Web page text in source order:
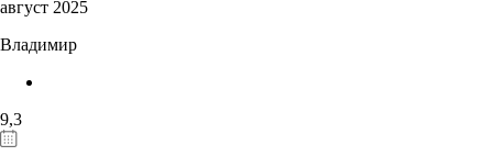
август 2025
Владимир
9,3